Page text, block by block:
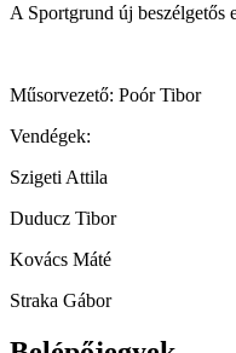
A Sportgrund új beszélgetős
Műsorvezető: Poór Tibor
Vendégek:
Szigeti Attila
Duducz Tibor
Kovács Máté
Straka Gábor